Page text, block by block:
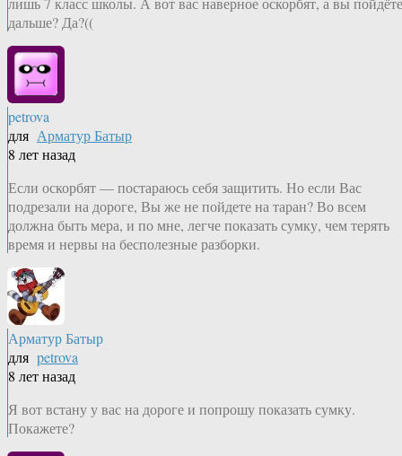
дальше? Да?((
petrova
для Арматур Батыр
8 лет назад
Если оскорбят — постараюсь себя защитить. Но если Вас
подрезали на дороге, Вы же не пойдете на таран? Во всем
должна быть мера, и по мне, легче показать сумку, чем терять
время и нервы на бесполезные разборки.
Арматур Батыр
для petrova
8 лет назад
Я вот встану у вас на дороге и попрошу показать сумку.
Покажете?